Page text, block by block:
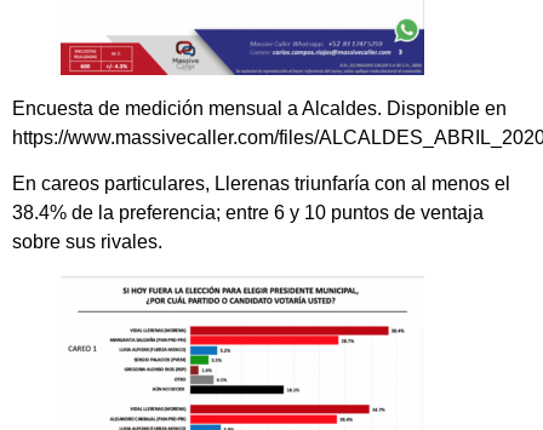
Encuesta de medición mensual a Alcaldes. Disponible en
https://www.massivecaller.com/files/
En careos particulares, Llerenas triunfaría con al menos el
38.4% de la preferencia; entre 6 y 10 puntos de ventaja
sobre sus rivales.